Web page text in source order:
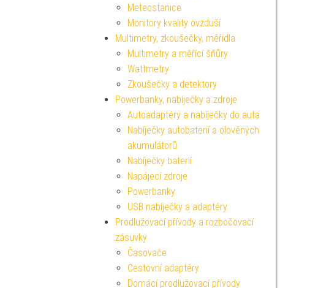
Meteostanice
Monitory kvality ovzduší
Multimetry, zkoušečky, měřidla
Multimetry a měřící šňůry
Wattmetry
Zkoušečky a detektory
Powerbanky, nabíječky a zdroje
Autoadaptéry a nabíječky do auta
Nabíječky autobaterií a olověných
akumulátorů
Nabíječky baterií
Napájecí zdroje
Powerbanky
USB nabíječky a adaptéry
Prodlužovací přívody a rozbočovací
zásuvky
Časovače
Cestovní adaptéry
Domácí prodlužovací přívody